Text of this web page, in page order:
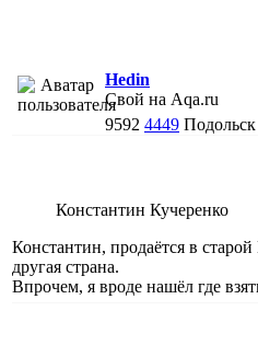
Hedin
Свой на Aqa.ru
9592 4449 Подольск
Константин Кучеренко
Константин, продаётся в
другая страна.
Впрочем, я вроде нашёл где